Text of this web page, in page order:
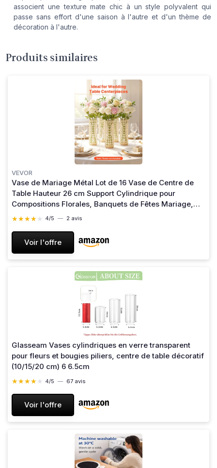
associent une texture mate chic à un style polyvalent qui
passe sans effort d'une saison à l'autre et d'un thème de
décoration à l'autre.
Produits similaires
VEVOR
Vase de Mariage Métal Lot de 16 Vase de Centre de
Table Hauteur 26 cm Support Cylindrique pour
Compositions Florales, Banquets de Fêtes Mariage,
Décoration Intérieure, avec Perles Cristal, Doré
★★★★★
★★★★★ 4/5 — 2 avis
Voir l'offre
Glasseam Vases cylindriques en verre transparent
pour fleurs et bougies piliers, centre de table décoratif
(10/15/20 cm) 6 6.5cm
★★★★★
★★★★★ 4/5 — 67 avis
Voir l'offre